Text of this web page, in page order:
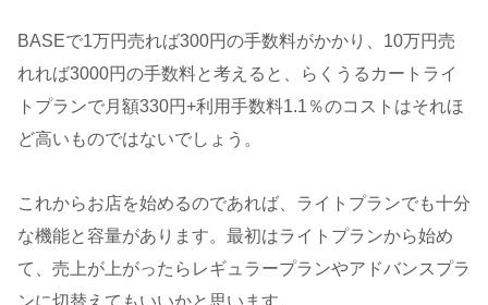
BASEで1万円売れば300円の手数料がかかり、10万円売
れれば3000円の手数料と考えると、らくうるカートライ
トプランで月額330円+利用手数料1.1％のコストはそれほ
ど高いものではないでしょう。
これからお店を始めるのであれば、ライトプランでも十分
な機能と容量があります。最初はライトプランから始め
て、売上が上がったらレギュラープランやアドバンスプラ
ンに切替えてもいいかと思います。